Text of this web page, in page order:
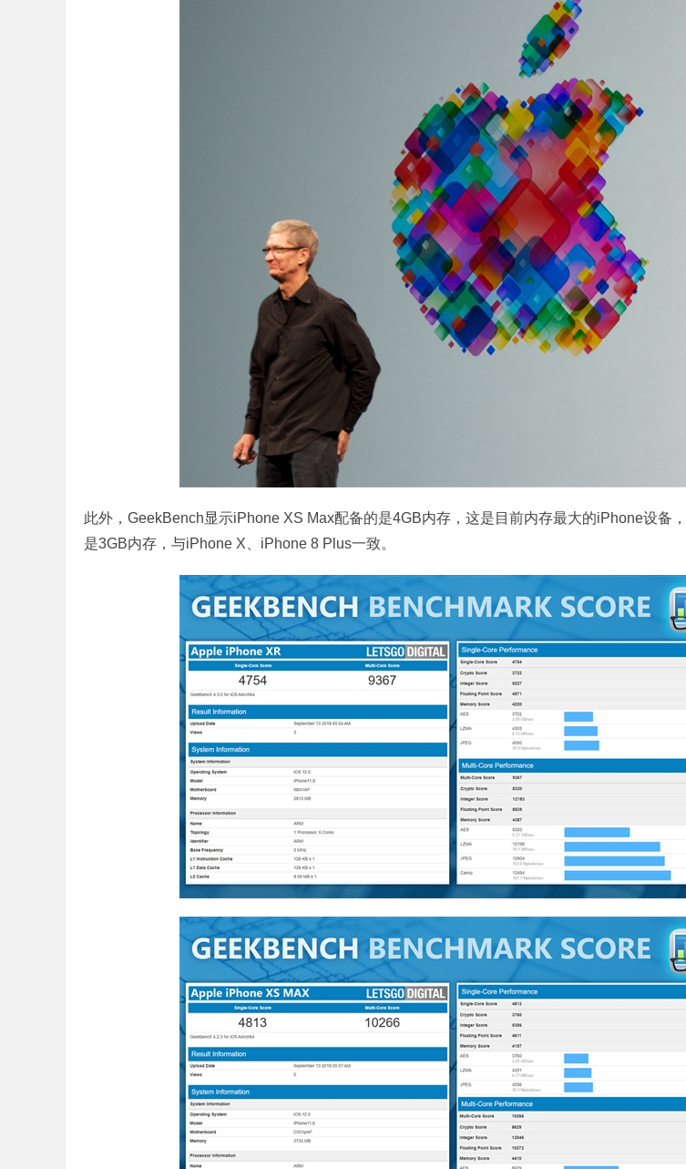
此外，GeekBench显示iPhone XS Max配备的是4GB内存，这是目前内存最大的iPhone设备
是3GB内存，与iPhone X、iPhone 8 Plus一致。